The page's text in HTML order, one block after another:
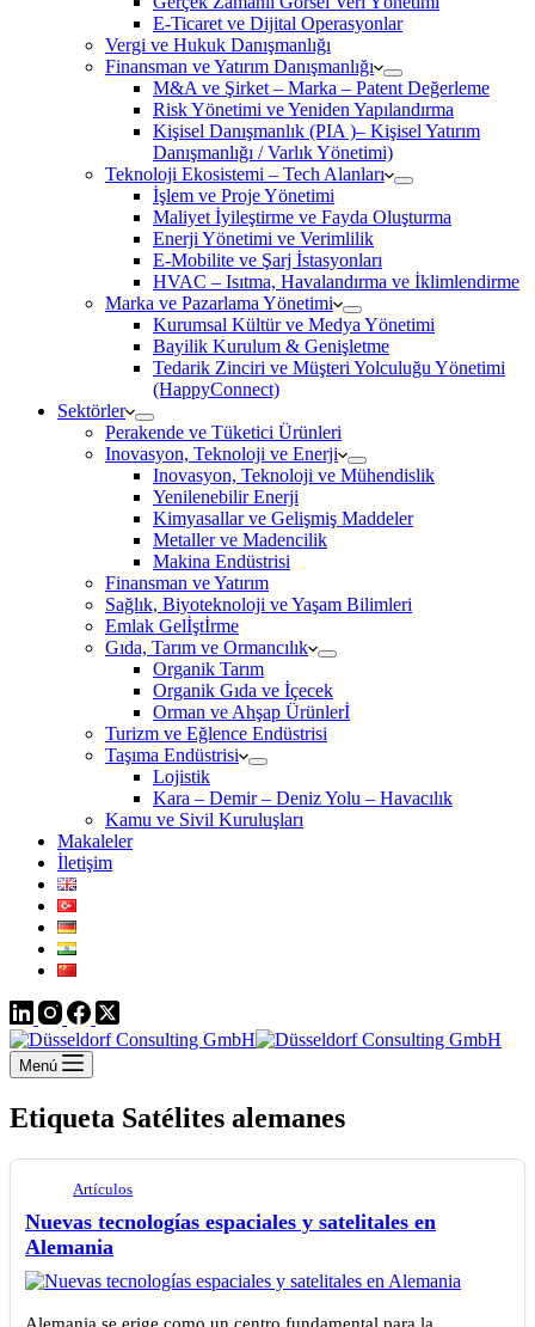
E-Ticaret ve Dijital Operasyonlar
Vergi ve Hukuk Danışmanlığı
Finansman ve Yatırım Danışmanlığı
M&A ve Şirket – Marka – Patent Değerleme
Risk Yönetimi ve Yeniden Yapılandırma
Kişisel Danışmanlık (PIA )– Kişisel Yatırım
Danışmanlığı / Varlık Yönetimi)
Teknoloji Ekosistemi – Tech Alanları
İşlem ve Proje Yönetimi
Maliyet İyileştirme ve Fayda Oluşturma
Enerji Yönetimi ve Verimlilik
E-Mobilite ve Şarj İstasyonları
HVAC – Isıtma, Havalandırma ve İklimlendirme
Marka ve Pazarlama Yönetimi
Kurumsal Kültür ve Medya Yönetimi
Bayilik Kurulum & Genişletme
Tedarik Zinciri ve Müşteri Yolculuğu Yönetimi
(HappyConnect)
Sektörler
Perakende ve Tüketici Ürünleri
Inovasyon, Teknoloji ve Enerji
Inovasyon, Teknoloji ve Mühendislik
Yenilenebilir Enerji
Kimyasallar ve Gelişmiş Maddeler
Metaller ve Madencilik
Makina Endüstrisi
Finansman ve Yatırım
Sağlık, Biyoteknoloji ve Yaşam Bilimleri
Emlak Gelİştİrme
Gıda, Tarım ve Ormancılık
Organik Tarım
Organik Gıda ve İçecek
Orman ve Ahşap Ürünlerİ
Turizm ve Eğlence Endüstrisi
Taşıma Endüstrisi
Lojistik
Kara – Demir – Deniz Yolu – Havacılık
Kamu ve Sivil Kuruluşları
Makaleler
İletişim
Menú
Etiqueta Satélites alemanes
Artículos
Nuevas tecnologías espaciales y satelitales en
Alemania
Alemania se erige como un centro fundamental para la